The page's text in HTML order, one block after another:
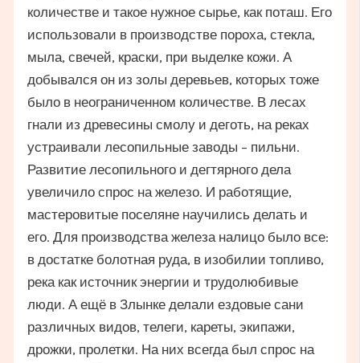
количестве и такое нужное сырье, как поташ. Его
использовали в производстве пороха, стекла,
мыла, свечей, краски, при выделке кожи. А
добывался он из золы деревьев, которых тоже
было в неограниченном количестве. В лесах
гнали из древесины смолу и деготь, на реках
устраивали лесопильные заводы – пильни.
Развитие лесопильного и дегтярного дела
увеличило спрос на железо. И работящие,
мастеровитые поселяне научились делать и
его. Для производства железа налицо было все:
в достатке болотная руда, в изобилии топливо,
река как источник энергии и трудолюбивые
люди. А ещё в Злынке делали ездовые сани
различных видов, телеги, кареты, экипажи,
дрожки, пролетки. На них всегда был спрос на